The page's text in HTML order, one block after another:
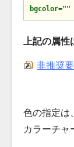
bgcolor=""
上記の属
非推奨
色の指定は
カラーチャ